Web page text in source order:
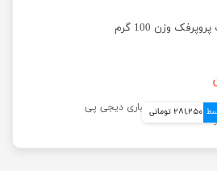
وزن 100 گرم
281,250 تومانی